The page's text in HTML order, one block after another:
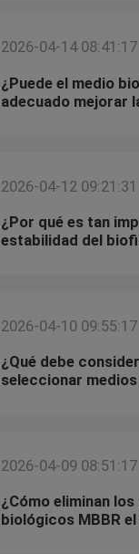
2026-04-14 08:41:17
¿Puede el medio
adecuado mejorar
2026-04-12 09:21:31
¿Por qué es tan
estabilidad del
2026-04-10 09:55:17
¿Qué debe
seleccionar
2026-04-09 08:51:17
¿Cómo eliminan
biológicos MBBR